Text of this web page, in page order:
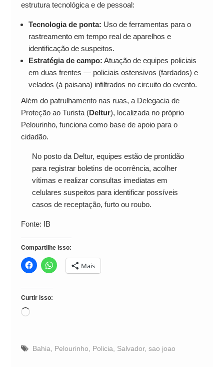
estrutura tecnológica e de pessoal:
Tecnologia de ponta: Uso de ferramentas para o
rastreamento em tempo real de aparelhos e
identificação de suspeitos.
Estratégia de campo: Atuação de equipes policiais
em duas frentes — policiais ostensivos (fardados) e
velados (à paisana) infiltrados no circuito do evento.
Além do patrulhamento nas ruas, a Delegacia de
Proteção ao Turista (Deltur), localizada no próprio
Pelourinho, funciona como base de apoio para o
cidadão.
No posto da Deltur, equipes estão de prontidão
para registrar boletins de ocorrência, acolher
vítimas e realizar consultas imediatas em
celulares suspeitos para identificar possíveis
casos de receptação, furto ou roubo.
Fonte: IB
Compartilhe isso:
Mais
Curtir isso:
Carregando...
Bahia Pelourinho Policia Salvador, sao joao